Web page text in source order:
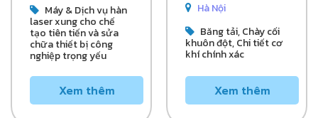
Máy & Dịch vụ hàn
laser xung cho chế
tạo tiên tiến và sửa
chữa thiết bị công
nghiệp trọng yếu
Xem thêm
Hà Nội
Băng tải, Chày cối
khuôn đột, Chi tiết cơ
khí chính xác
Xem thêm